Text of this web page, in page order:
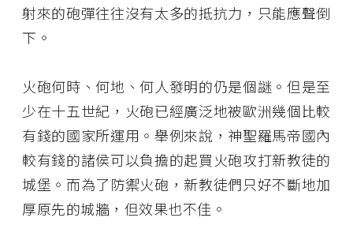
射來的砲彈往往沒有太多的抵抗力，只能應聲倒
下。
火砲何時、何地、何人發明的仍是個謎。但是至
少在十五世紀，火砲已經廣泛地被歐洲幾個比較
有錢的國家所運用。舉例來說，神聖羅馬帝國內
較有錢的諸侯可以負擔的起買火砲攻打新教徒的
城堡。而為了防禦火砲，新教徒們只好不斷地加
厚原先的城牆，但效果也不佳。